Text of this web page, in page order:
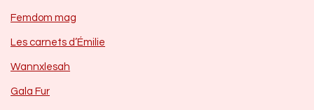
Femdom mag
Les carnets d’Émilie
Wannxlesah
Gala Fur